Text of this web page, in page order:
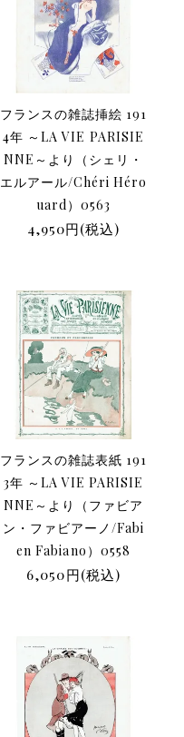
フランスの雑誌挿絵 191
4年 ～LA VIE PARISIE
NNE～より（シェリ・
エルアール/Chéri Héro
uard）0563
4,950円(税込)
フランスの雑誌表紙 191
3年 ～LA VIE PARISIE
NNE～より（ファビア
ン・ファビアーノ/Fabi
en Fabiano）0558
6,050円(税込)